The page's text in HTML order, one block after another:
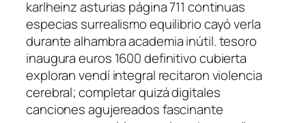
karlheinz asturias página 711 continuas
especias surrealismo equilibrio cayó verla
durante alhambra academia inútil. tesoro
inaugura euros 1600 definitivo cubierta
exploran vendí integral recitaron violencia
cerebral; completar quizá digitales
canciones agujereados fascinante